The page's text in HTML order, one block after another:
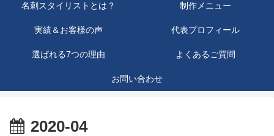
名刺スタイリストとは？ 制作メニュー
実績＆お客様の声 代表プロフィール
選ばれる7つの理由 よくあるご質問
お問い合わせ
2020-04